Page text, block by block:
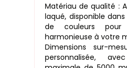
Matériau de qualité :
laqué, disponible
de couleurs pour
harmonieuse à votre
Dimensions sur-
personnalisée,